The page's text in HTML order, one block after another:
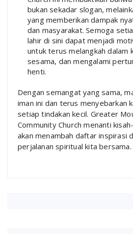
bukan sekadar slogan,
yang memberikan dampak
dan masyarakat. Semoga
lahir di sini dapat menjadi
untuk terus melangkah dalam
sesama, dan mengalami
henti.
Dengan semangat yang sama,
iman ini dan terus menyebarkan
setiap tindakan kecil. Greater
Community Church menanti
akan menambah daftar inspirasi
perjalanan spiritual kita bersama.